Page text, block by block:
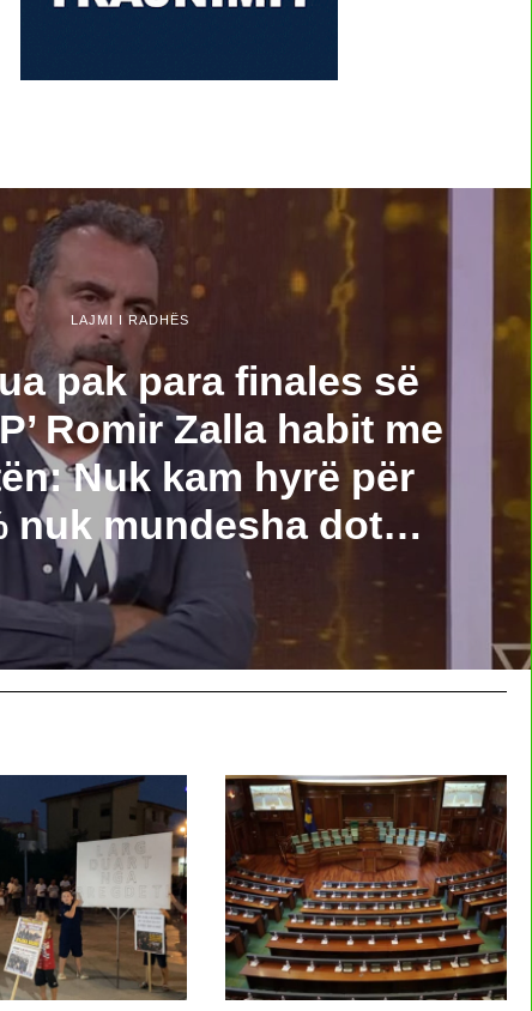
LAJMI I RADHËS
pak para finales së
Romir Zalla habit me
Nuk kam hyrë për
nuk mundesha dot…